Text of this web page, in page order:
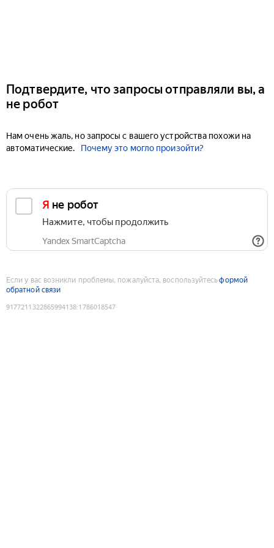
Подтвердите, что запросы отправляли вы, а
не робот
Нам очень жаль, но запросы с вашего устройства похожи на
автоматические.
Почему это могло произойти?
Я не робот
Нажмите, чтобы продолжить
Yandex SmartCaptcha
Если у вас возникли проблемы, пожалуйста, воспользуйтесьформой
обратной связи
9177211322865994138:1786018547